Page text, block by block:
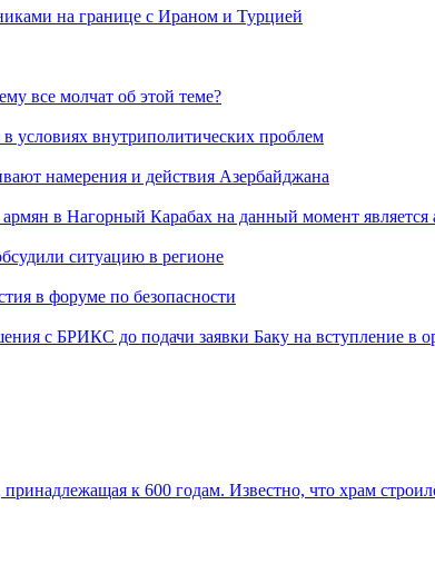
на границе с Ираном и Турцией
все молчат об этой теме?
условиях внутриполитических проблем
намерения и действия Азербайджана
в Нагорный Карабах на данный момент является
ситуацию в регионе
в форуме по безопасности
с БРИКС до подачи заявки Баку на вступление в
к 600 годам. Известно, что храм